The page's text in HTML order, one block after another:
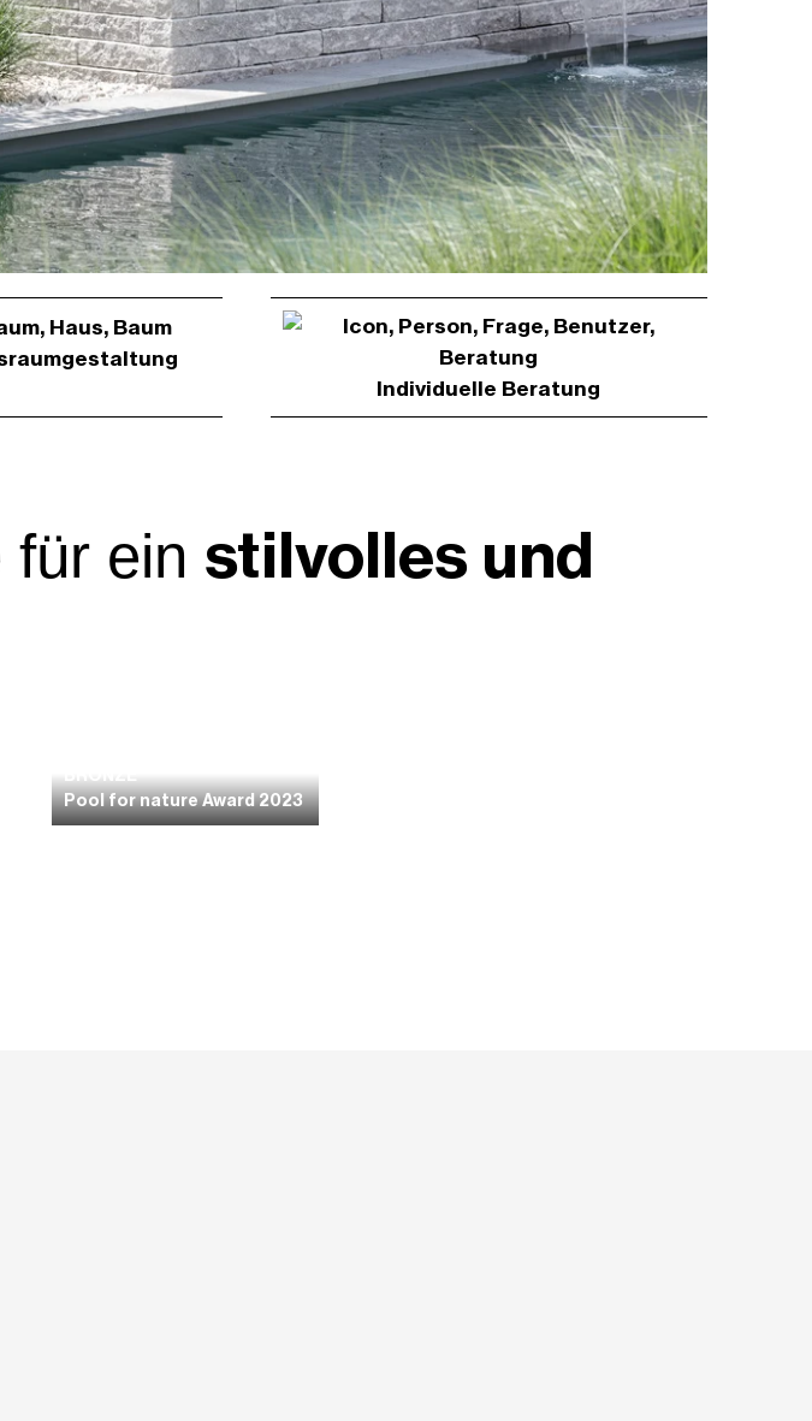
Individuelle Beratung
ein stil­volles und
Pool for nature Award 2023